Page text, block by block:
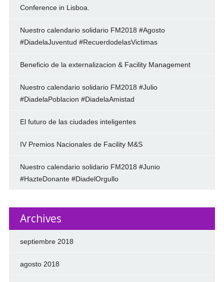
Conference in Lisboa.
Nuestro calendario solidario FM2018 #Agosto
#DiadelaJuventud #RecuerdodelasVictimas
Beneficio de la externalizacion & Facility Management
Nuestro calendario solidario FM2018 #Julio
#DiadelaPoblacion #DiadelaAmistad
El futuro de las ciudades inteligentes
IV Premios Nacionales de Facility M&S
Nuestro calendario solidario FM2018 #Junio
#HazteDonante #DiadelOrgullo
Archives
septiembre 2018
agosto 2018